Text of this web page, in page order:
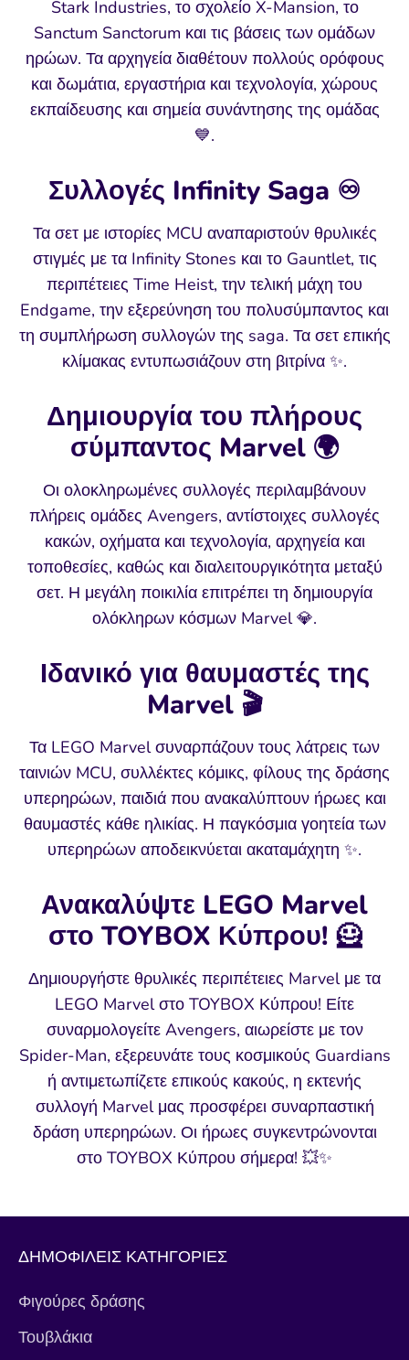
Stark Industries, το σχολείο X-Mansion, το
Sanctum Sanctorum και τις βάσεις των ομάδων
ηρώων. Τα αρχηγεία διαθέτουν πολλούς ορόφους
και δωμάτια, εργαστήρια και τεχνολογία, χώρους
εκπαίδευσης και σημεία συνάντησης της ομάδας
💙.
Συλλογές Infinity Saga ♾️
Τα σετ με ιστορίες MCU αναπαριστούν θρυλικές
στιγμές με τα Infinity Stones και το Gauntlet, τις
περιπέτειες Time Heist, την τελική μάχη του
Endgame, την εξερεύνηση του πολυσύμπαντος και
τη συμπλήρωση συλλογών της saga. Τα σετ επικής
κλίμακας εντυπωσιάζουν στη βιτρίνα ✨.
Δημιουργία του πλήρους
σύμπαντος Marvel 🌍
Οι ολοκληρωμένες συλλογές περιλαμβάνουν
πλήρεις ομάδες Avengers, αντίστοιχες συλλογές
κακών, οχήματα και τεχνολογία, αρχηγεία και
τοποθεσίες, καθώς και διαλειτουργικότητα μεταξύ
σετ. Η μεγάλη ποικιλία επιτρέπει τη δημιουργία
ολόκληρων κόσμων Marvel 💎.
Ιδανικό για θαυμαστές της
Marvel 🎬
Τα LEGO Marvel συναρπάζουν τους λάτρεις των
ταινιών MCU, συλλέκτες κόμικς, φίλους της δράσης
υπερηρώων, παιδιά που ανακαλύπτουν ήρωες και
θαυμαστές κάθε ηλικίας. Η παγκόσμια γοητεία των
υπερηρώων αποδεικνύεται ακαταμάχητη ✨.
Ανακαλύψτε LEGO Marvel
στο TOYBOX Κύπρου! 🦸
Δημιουργήστε θρυλικές περιπέτειες Marvel με τα
LEGO Marvel στο TOYBOX Κύπρου! Είτε
συναρμολογείτε Avengers, αιωρείστε με τον
Spider-Man, εξερευνάτε τους κοσμικούς Guardians
ή αντιμετωπίζετε επικούς κακούς, η εκτενής
συλλογή Marvel μας προσφέρει συναρπαστική
δράση υπερηρώων. Οι ήρωες συγκεντρώνονται
στο TOYBOX Κύπρου σήμερα! 💥✨
ΔΗΜΟΦΙΛΕΙΣ ΚΑΤΗΓΟΡΙΕΣ
Φιγούρες δράσης
Τουβλάκια